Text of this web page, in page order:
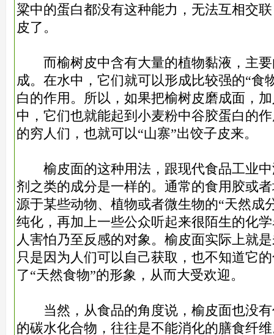
粱中的蛋白都没有这种能力，无法互相交
皮了。
而榆树皮中含有大量的植物黏液，主要
成。在水中，它们就可以形成比较强的“食
白的作用。所以，如果把榆树皮磨成面，
中，它们也就能起到小麦粉中谷胶蛋白的
的穷人们，也就可以“山寨”出饺子皮来。
榆皮面的这种用法，跟现代食品工业中
剂之类的成分是一样的。通常的食用胶或
源于某些动物、植物或者微生物的“天然成
纯化，再加上一些公众听起来很陌生的化
人害怕乃至反感的对象。榆皮面实际上就
只是因为人们可以自己获取，也不知道它
了“天然食物”的形象，从而大受欢迎。
当然，从食品的角度说，榆皮面也没有
的碳水化合物，往往是不能消化的膳食纤